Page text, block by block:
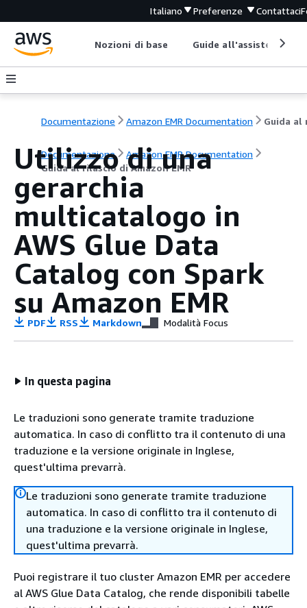
Italiano Preferenze Contattaci
Nozioni di base Guide all'assistenza
Documentazione Amazon EMR Documentation
Documentazione
Amazon EMR Documentation
Guida al rilascio di Amazon EMR
Utilizzo di una
gerarchia
multicatalogo in
AWS Glue Data
Catalog con Spark
su Amazon EMR
PDF RSS Markdown Modalità Focus
In questa pagina
Le traduzioni sono generate tramite traduzione
automatica. In caso di conflitto tra il contenuto di una
traduzione e la versione originale in Inglese,
quest'ultima prevarrà.
Le traduzioni sono generate tramite traduzione
automatica. In caso di conflitto tra il contenuto di
una traduzione e la versione originale in Inglese,
quest'ultima prevarrà.
Puoi registrare il tuo cluster Amazon EMR per accedere
al AWS Glue Data Catalog, che rende disponibili tabelle